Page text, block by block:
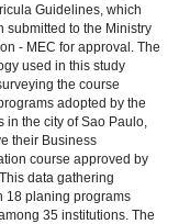
Guidelines, which
submitted to the Ministry
- MEC for approval. The
used in this study
the course
adopted by the
in the city of Sao Paulo,
their Business
course approved by
data gathering
18 planing programs
35 institutions. The